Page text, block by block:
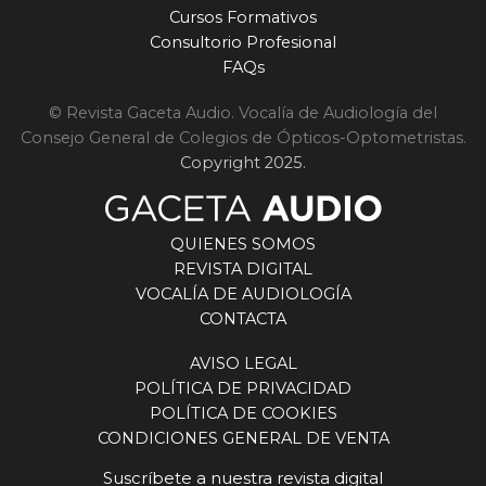
Cursos Formativos
Consultorio Profesional
FAQs
© Revista Gaceta Audio. Vocalía de Audiología del
Consejo General de Colegios de Ópticos-Optometristas.
Copyright 2025.
QUIENES SOMOS
REVISTA DIGITAL
VOCALÍA DE AUDIOLOGÍA
CONTACTA
AVISO LEGAL
POLÍTICA DE PRIVACIDAD
POLÍTICA DE COOKIES
CONDICIONES GENERAL DE VENTA
Suscríbete a nuestra revista digital